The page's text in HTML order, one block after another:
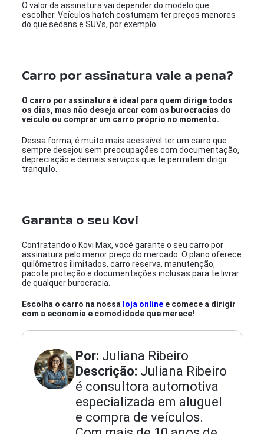
O valor da assinatura vai depender do modelo que
escolher. Veículos hatch costumam ter preços menores
do que sedans e SUVs, por exemplo.
Carro por assinatura vale a pena?
O carro por assinatura é ideal para quem dirige todos
os dias, mas não deseja arcar com as burocracias do
veículo ou comprar um carro próprio no momento.
Dessa forma, é muito mais acessível ter um carro que
sempre desejou sem preocupações com documentação,
depreciação e demais serviços que te permitem dirigir
tranquilo.
Garanta o seu Kovi
Contratando o Kovi Max, você garante o seu carro por
assinatura pelo menor preço do mercado. O plano oferece
quilômetros ilimitados, carro reserva, manutenção,
pacote proteção e documentações inclusas para te livrar
de qualquer burocracia.
Escolha o carro na nossa loja online e comece a dirigir
com a economia e comodidade que merece!
Por: Juliana Ribeiro
Descrição: Juliana Ribeiro
é consultora automotiva
especializada em aluguel
e compra de veículos.